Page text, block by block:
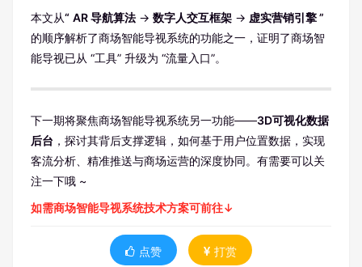
本文从“ AR 导航算法 → 数字人交互框架 → 虚实营销引擎 ”
的顺序解析了商场智能导视系统的功能之一，证明了商场智
能导视已从 “工具” 升级为 “流量入口”。
下一期将聚焦商场智能导视系统另一功能——3D可视化数据
后台 ，探讨其背后支撑逻辑，如何基于用户位置数据，实现
客流分析、精准推送与商场运营的深度协同。有需要可以关
注一下哦 ~
如需商场智能导视系统技术方案可前往↓
点赞 打赏